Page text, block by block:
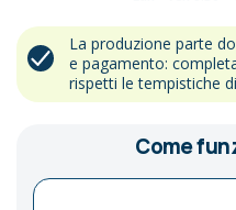
La produzione parte
e pagamento:
rispetti le tempistiche
Come